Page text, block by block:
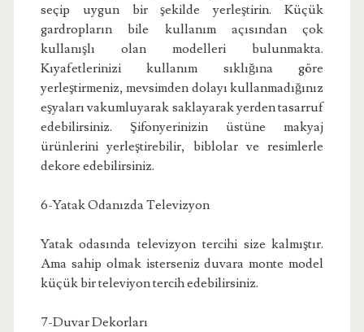
seçip uygun bir şekilde yerleştirin. Küçük
gardropların bile kullanım açısından çok
kullanışlı olan modelleri bulunmakta.
Kıyafetlerinizi kullanım sıklığına göre
yerleştirmeniz, mevsimden dolayı kullanmadığınız
eşyaları vakumluyarak saklayarak yerden tasarruf
edebilirsiniz. Şifonyerinizin üstüne makyaj
ürünlerini yerleştirebilir, biblolar ve resimlerle
dekore edebilirsiniz.
6-Yatak Odanızda Televizyon
Yatak odasında televizyon tercihi size kalmıştır.
Ama sahip olmak isterseniz duvara monte model
küçük bir televiyon tercih edebilirsiniz.
7-Duvar Dekorları